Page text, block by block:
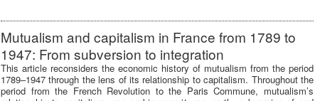
Mutualism and capitalism in France from 1789 to
1947: From subversion to integration
This article reconsiders the economic history of mutualism from the period
1789–1947 through the lens of its relationship to capitalism. Throughout the
period from the French Revolution to the Paris Commune, mutualism’s